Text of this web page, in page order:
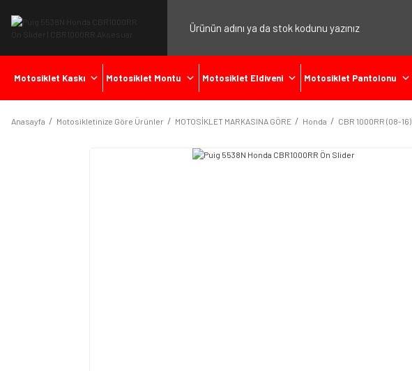
Motosiklet Kaskı Motosiklet Montu Motosiklet Eldiveni Motosiklet Pantolonu
Anasayfa Motosikletinize Göre Ürünler MOTOSİKLET MARKASINA GÖRE Honda CBR 1000RR (08-16)